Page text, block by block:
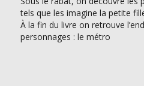
tels que les imagine la petite
À la fin du livre on retrouve
personnages : le métro